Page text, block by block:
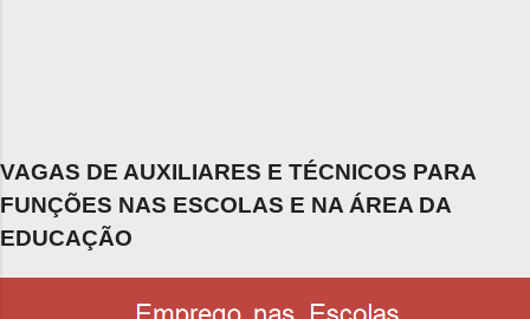
VAGAS DE AUXILIARES E TÉCNICOS PARA
FUNÇÕES NAS ESCOLAS E NA ÁREA DA
EDUCAÇÃO